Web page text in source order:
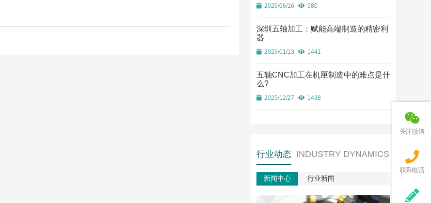
2026/06/16 580
深圳五轴加工：赋能高端制造的精密利
器
2026/01/13 1441
五轴CNC加工在机匣制造中的难点是什
么?
2025/12/27 1438
行业动态 INDUSTRY DYNAMICS
新闻中心 行业新闻
关注微信
联系电话